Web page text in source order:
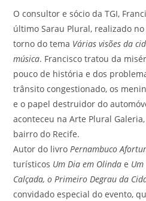
O consultor e sócio da TGI,
último Sarau Plural, realizado
torno do tema Várias visões da
música. Francisco tratou da
pouco de história e dos
trânsito congestionado, os
e o papel destruidor do
aconteceu na Arte Plural
bairro do Recife.
Autor do livroPernambuco
turísticos Um Dia em Olinda e
Calçada, o Primeiro Degrau da
convidado especial do evento,